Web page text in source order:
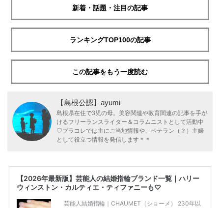
新着・話題・注目の記事
ランキングTOP100の記事
この記事をもう一度読む
【島根公認】ayumi
島根県在住で3児の母。美容関連や教育関連の記事を手が
けるフリーランスライター＆コラムニストとして活動中
♡プラコレでは主にご当地情報や、ベテラン（？）主婦
として役立つ情報を発信します＊＊
【2026年最新版】芸能人の結婚指輪ブランド一覧｜ハリー
ウィンストン・カルティエ・ティファニーも♡
芸能人結婚指輪｜CHAUMET（ショーメ） 230年以